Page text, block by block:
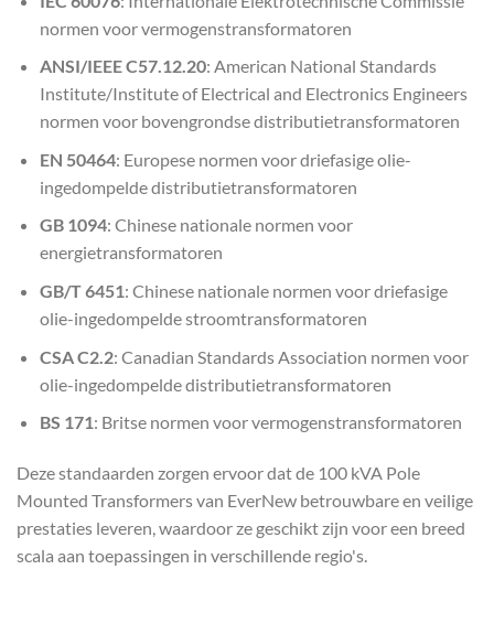
normen voor vermogenstransformatoren
ANSI/IEEE C57.12.20: American National Standards
Institute/Institute of Electrical and Electronics Engineers
normen voor bovengrondse distributietransformatoren
EN 50464: Europese normen voor driefasige olie-
ingedompelde distributietransformatoren
GB 1094: Chinese nationale normen voor
energietransformatoren
GB/T 6451: Chinese nationale normen voor driefasige
olie-ingedompelde stroomtransformatoren
CSA C2.2: Canadian Standards Association normen voor
olie-ingedompelde distributietransformatoren
BS 171: Britse normen voor vermogenstransformatoren
Deze standaarden zorgen ervoor dat de 100 kVA Pole
Mounted Transformers van EverNew betrouwbare en veilige
prestaties leveren, waardoor ze geschikt zijn voor een breed
scala aan toepassingen in verschillende regio's.